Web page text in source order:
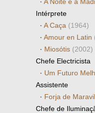
Intérprete
· A Caça (1964)
· Amour en Latin
· Miosótis (2002)
Chefe Electricista
· Um Futuro
Assistente
· Forja de
Chefe de